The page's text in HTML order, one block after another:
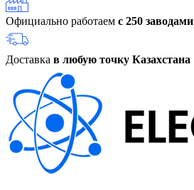
Официально работаем с 250 заводами
Доставка в любую точку Казахстана